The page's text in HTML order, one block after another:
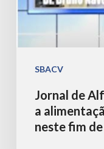
SBACV
Covid-
neste
Jornal de
a
neste fim